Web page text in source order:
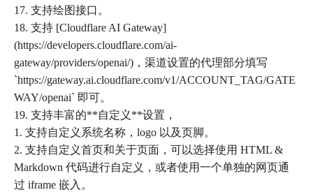
17. 支持绘图接口。
18. 支持 [Cloudflare AI Gateway]
(https://developers.cloudflare.com/ai-
gateway/providers/openai/)，渠道设置的代理部分填写
`https://gateway.ai.cloudflare.com/v1/ACCOUNT_TAG/GATE
WAY/openai` 即可。
19. 支持丰富的**自定义**设置，
1. 支持自定义系统名称，logo 以及页脚。
2. 支持自定义首页和关于页面，可以选择使用 HTML &
Markdown 代码进行自定义，或者使用一个单独的网页通
过 iframe 嵌入。